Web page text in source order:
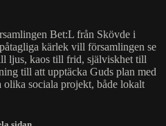
Bet:L från Skövde i
kärlek vill församlingen se
ljus, kaos till frid, själviskhet till
till att upptäcka Guds plan med
sociala projekt, både lokalt